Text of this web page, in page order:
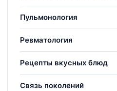
Пульмонология
Ревматология
Рецепты вкусных блюд
Связь поколений